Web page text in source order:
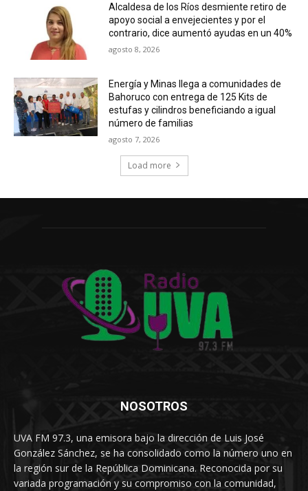
Alcaldesa de los Ríos desmiente retiro de
apoyo social a envejecientes y por el
contrario, dice aumentó ayudas en un 40%
agosto 8, 2026
Energía y Minas llega a comunidades de
Bahoruco con entrega de 125 Kits de
estufas y cilindros beneficiando a igual
número de familias
agosto 7, 2026
Load more
NOSOTROS
UVA FM 97.3, una emisora bajo la dirección de Luis José
González Sánchez, se ha consolidado como la número uno en
la región sur de la República Dominicana. Reconocida por su
variada programación y su compromiso con la comunidad,